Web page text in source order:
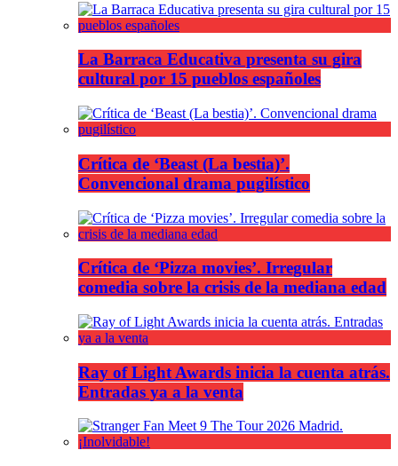
La Barraca Educativa presenta su gira
cultural por 15 pueblos españoles
Crítica de ‘Beast (La bestia)’.
Convencional drama pugilístico
Crítica de ‘Pizza movies’. Irregular
comedia sobre la crisis de la mediana edad
Ray of Light Awards inicia la cuenta atrás.
Entradas ya a la venta